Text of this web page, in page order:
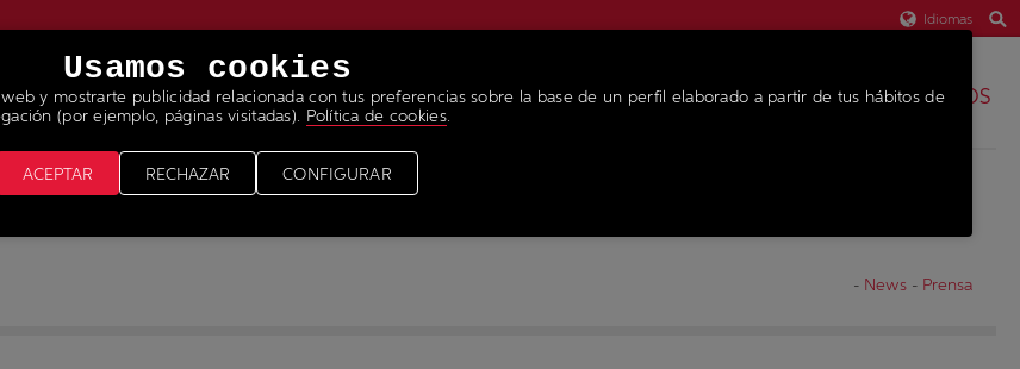
Idiomas
NOTICIAS & MEDIA ÚNETE A NUESTRO EQUIPO REPUESTOS
- News- Prensa
Usamos cookies
y mostrarte publicidad relacionada con tus preferencias sobre la base de un perfil elaborado a partir de tus hábitos de
(por ejemplo, páginas visitadas). Política de cookies.
CONFIGURAR
RECHAZAR
ACEPTAR